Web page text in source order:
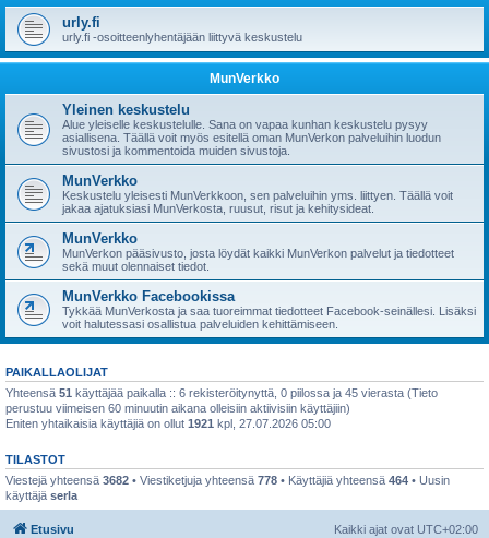
urly.fi
urly.fi -osoitteenlyhentäjään liittyvä keskustelu
MunVerkko
Yleinen keskustelu
Alue yleiselle keskustelulle. Sana on vapaa kunhan keskustelu pysyy
asiallisena. Täällä voit myös esitellä oman MunVerkon palveluihin luodun
sivustosi ja kommentoida muiden sivustoja.
MunVerkko
Keskustelu yleisesti MunVerkkoon, sen palveluihin yms. liittyen. Täällä voit
jakaa ajatuksiasi MunVerkosta, ruusut, risut ja kehitysideat.
MunVerkko
MunVerkon pääsivusto, josta löydät kaikki MunVerkon palvelut ja tiedotteet
sekä muut olennaiset tiedot.
MunVerkko Facebookissa
Tykkää MunVerkosta ja saa tuoreimmat tiedotteet Facebook-seinällesi. Lisäksi
voit halutessasi osallistua palveluiden kehittämiseen.
PAIKALLAOLIJAT
Yhteensä 51 käyttäjää paikalla :: 6 rekisteröitynyttä, 0 piilossa ja 45 vierasta (Tieto
perustuu viimeisen 60 minuutin aikana olleisiin aktiivisiin käyttäjiin)
Eniten yhtaikaisia käyttäjiä on ollut 1921 kpl, 27.07.2026 05:00
TILASTOT
Viestejä yhteensä 3682 • Viestiketjuja yhteensä 778 • Käyttäjiä yhteensä 464 • Uusin
käyttäjä serla
Etusivu Kaikki ajat ovat UTC+02:00